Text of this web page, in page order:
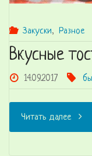
Закуски, Разное
Вкусные
14.09.2017
Читать далее